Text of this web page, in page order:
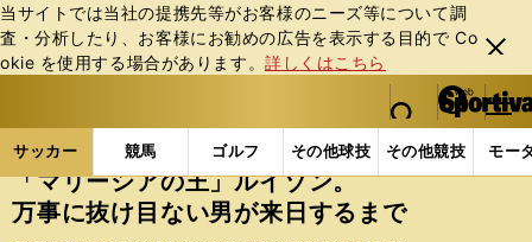
当サイトでは当社の提携先等がお客様のニーズ等について調
査・分析したり、お客様にお勧めの広告を表⽰する⽬的で Co
okie を使⽤する場合があります。詳しくはこちら
閉じ
る
web Sportiva (webスポルティーバ)
検索
マイペ
ー
ジ
メニュ
サッカー 競馬 ゴルフ その他球技 その他競技 モー
ス
ポ
ル
サッカーの記事一覧 Jリーグ他 Jリーグ 「マリ
「マリーシアの王」ルイゾン。
万事に抜け目ない男が来日するまで